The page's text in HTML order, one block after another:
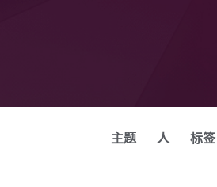
主题 人 标签